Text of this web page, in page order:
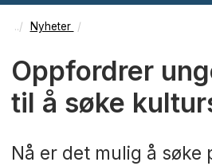
Nyheter
Oppfordrer
til å søke
Nå er det mulig å søke